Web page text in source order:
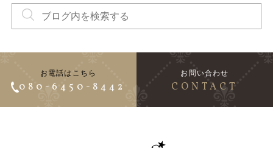
お電話はこちら
080-6450-8442
お問い合わせ
CONTACT